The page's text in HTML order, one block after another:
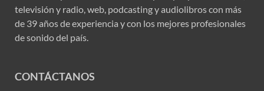
televisión y radio, web, podcasting y audiolibros con más
de 39 años de experiencia y con los mejores profesionales
de sonido del país.
CONTÁCTANOS